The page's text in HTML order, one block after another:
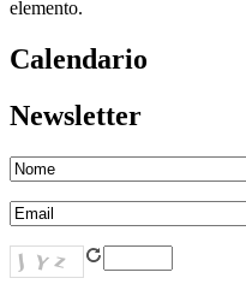
elemento.
Calendario
Newsletter